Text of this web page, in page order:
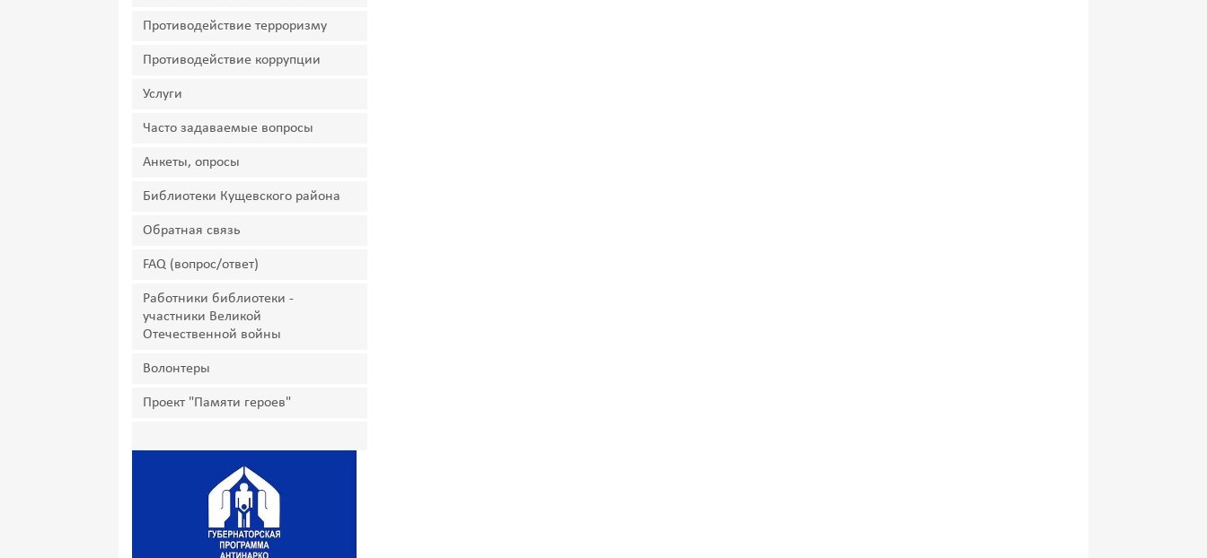
Противодействие терроризму
Противодействие коррупции
Услуги
Часто задаваемые вопросы
Анкеты, опросы
Библиотеки Кущевского района
Обратная связь
FAQ (вопрос/ответ)
Работники библиотеки -
участники Великой
Отечественной войны
Волонтеры
Проект "Памяти героев"